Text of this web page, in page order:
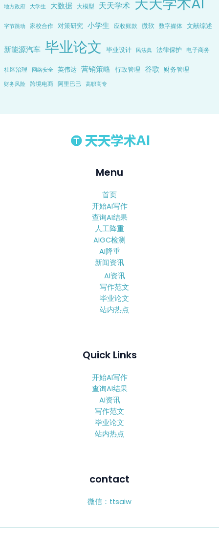
地方政府 大学生 大数据 大模型 天天学术
字节跳动 家校合作 对策研究 小学生 应收账款 微软 数字媒体 文献综述
新能源汽车 毕业论文 毕业设计 民法典 法律保护 电子商务
社区治理 网络安全 英伟达 营销策略 行政管理 谷歌 财务管理
财务风险 跨境电商 阿里巴巴 高职高专
Menu
首页
开始AI写作
查询AI结果
人工降重
AIGC检测
AI降重
新闻资讯
AI资讯
写作范文
毕业论文
站内热点
Quick Links
开始AI写作
查询AI结果
AI资讯
写作范文
毕业论文
站内热点
contact
微信：ttsaiw